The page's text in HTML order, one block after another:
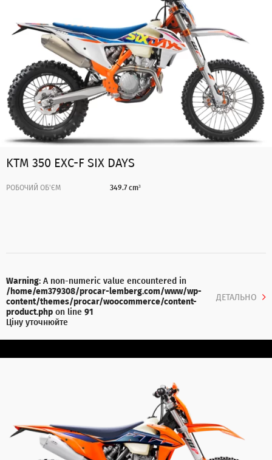
KTM 350 EXC-F SIX DAYS
РОБОЧИЙ ОБ'ЄМ 349.7 cm³
Warning: A non-numeric value encountered in
/home/em379308/procar-lemberg.com/www/wp-
content/themes/procar/woocommerce/content-
product.php on line 91
Ціну уточнюйте
ДЕТАЛЬНО